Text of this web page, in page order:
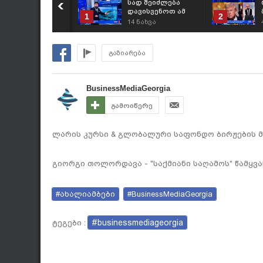
1
სად შეიძლება
დავისვენოთ ამ
ზაფხულს? -
14 ნახვა
2
გაზიარება
BusinessMediaGeorgia
გამოიწერე
ლარის კურსი & გლობალური საფონდო ბირჟების
გიორგი თოლორდავა - "საქმიანი საღამოს"
#ახალიამბები #BusinessMediaGeorgia
ტეგები : #businessmediageorgia